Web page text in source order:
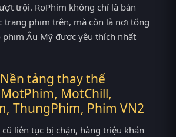
trội. RoPhim không chỉ là bản
trang phim trên, mà còn là nơi tổng
Âu Mỹ được yêu thích nhất
tảng thay thế
MotChill,
ThungPhim, Phim VN2
cũ liên tục bị chặn, hàng triệu khán